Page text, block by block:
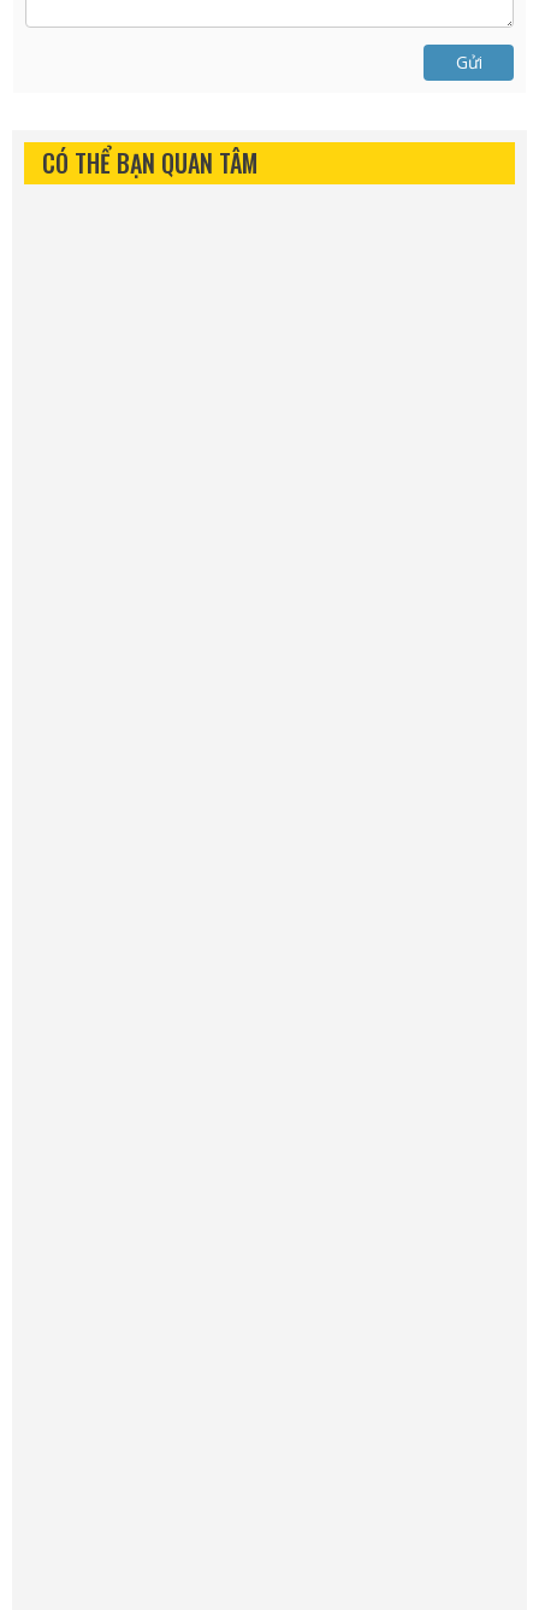
Gửi
CÓ THỂ BẠN QUAN TÂM